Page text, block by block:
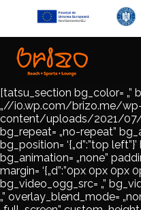
[tatsu_section bg_color= „”
„//i0.wp.com/brizo.me/
content/uploads/2021/07/
bg_repeat= „no-repeat”
bg_position= ‘{„d”:”top left”}’
bg_animation= „none”
margin= ‘{„d”:”0px 0px 0px
bg_video_ogg_src= „”
„” overlay_blend_mode=